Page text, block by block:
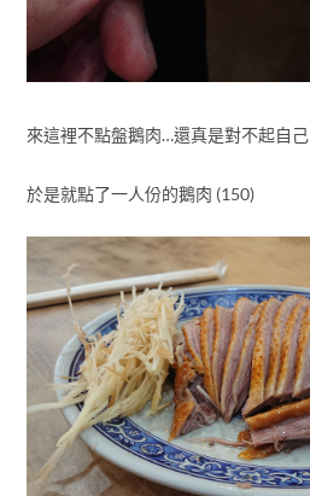
來這裡不點盤鵝肉…還真是對不起自己
於是就點了一人份的鵝肉 (150)